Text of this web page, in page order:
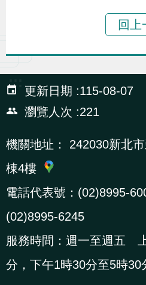
回上
:::
更新日期
115-08-07
瀏覽人次
221
機關地址：
242030新北
棟4樓
電話代表號：(02)8995-
(02)8995-6245
服務時間：週一至週五
分，下午1時30分至5時30